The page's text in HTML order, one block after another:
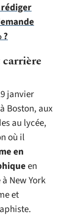
?
janvier
Boston, aux
au lycée,
où il
en
en
New York
et